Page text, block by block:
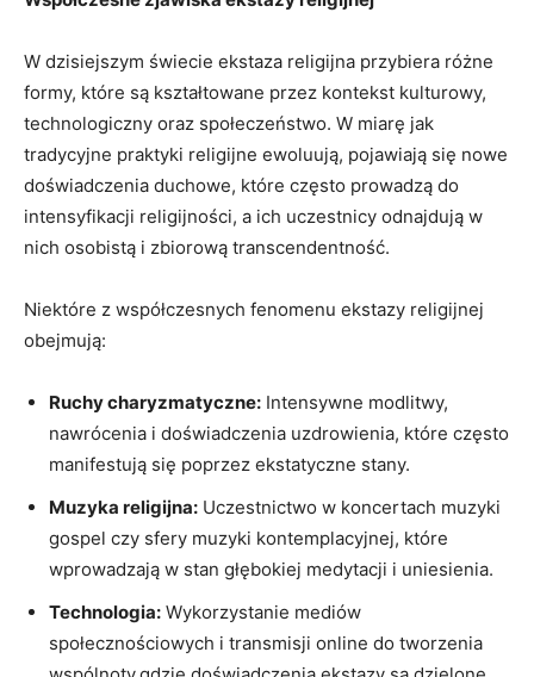
W dzisiejszym świecie ekstaza religijna przybiera różne
formy, które są kształtowane przez kontekst kulturowy,
‌technologiczny oraz​ społeczeństwo. W miarę jak
tradycyjne praktyki religijne⁣ ewoluują, pojawiają ⁢się nowe
doświadczenia duchowe, które często‌ prowadzą do
intensyfikacji religijności, a ‍ich uczestnicy⁣ odnajdują w
nich osobistą i zbiorową transcendentność.
Niektóre ⁣z współczesnych fenomenu ekstazy religijnej
⁣obejmują:
Ruchy‌ charyzmatyczne: Intensywne modlitwy,
⁣nawrócenia i doświadczenia ​uzdrowienia, które⁤ często
manifestują się poprzez ekstatyczne stany.
Muzyka⁣ religijna: Uczestnictwo w koncertach muzyki
gospel czy sfery muzyki kontemplacyjnej, które
wprowadzają w stan głębokiej medytacji i uniesienia.
Technologia: Wykorzystanie mediów
społecznościowych i transmisji online do tworzenia